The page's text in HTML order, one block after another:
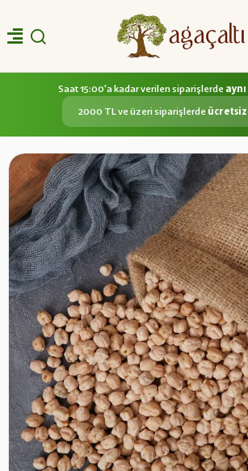
Saat 15:00'a kadar verilen siparişlerde
2000 TL ve üzeri siparişlerde